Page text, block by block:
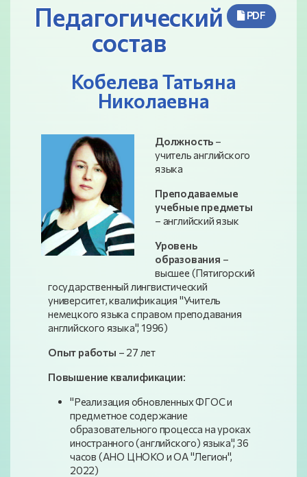
PDF
Педагогический
состав
Кобелева Татьяна
Николаевна
Должность –
учитель английского
языка
Преподаваемые
учебные предметы
– английский язык
Уровень
образования –
высшее (Пятигорский
государственный лингвистический
университет, квалификация "Учитель
немецкого языка с правом преподавания
английского языка", 1996)
Опыт работы – 27 лет
Повышение квалификации:
"Реализация обновленных ФГОС и
предметное содержание
образовательного процесса на уроках
иностранного (английского) языка", 36
часов (АНО ЦНОКО и ОА "Легион",
2022)